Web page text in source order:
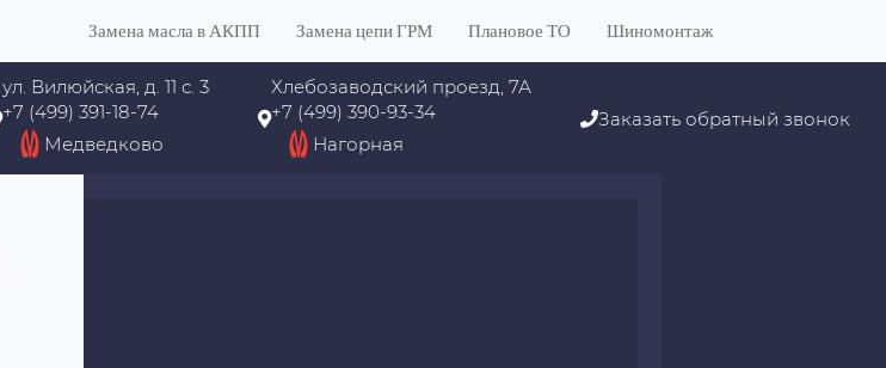
Замена масла в АКПП Замена цепи ГРМ Плановое ТО Шиномонтаж
ул. Вилюйская, д. 11 с. 3
+7 (499) 391-18-74
Медведково
Хлебозаводский проезд, 7А
+7 (499) 390-93-34
Нагорная
Заказать обратный звонок